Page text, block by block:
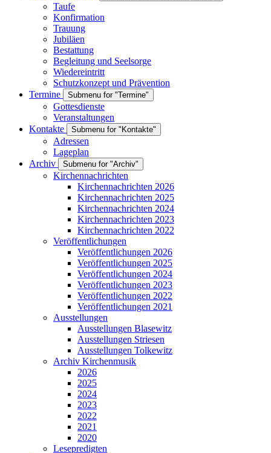
Taufe
Konfirmation
Trauung
Jubiläen
Bestattung
Begleitung und Seelsorge
Wiedereintritt
Schutzkonzept und Prävention
Termine
Submenu for "Termine"
Gottesdienste
Veranstaltungen
Kontakte
Submenu for "Kontakte"
Adressen
Lageplan
Archiv
Submenu for "Archiv"
Kirchennachrichten
Kirchennachrichten 2026
Kirchennachrichten 2025
Kirchennachrichten 2024
Kirchennachrichten 2023
Kirchennachrichten 2022
Veröffentlichungen
Veröffentlichungen 2026
Veröffentlichungen 2025
Veröffentlichungen 2024
Veröffentlichungen 2023
Veröffentlichungen 2022
Veröffentlichungen 2021
Ausstellungen
Ausstellungen Blasewitz
Ausstellungen Striesen
Ausstellungen Tolkewitz
Archiv Kirchenmusik
2026
2025
2024
2023
2022
2021
2020
Lesepredigten